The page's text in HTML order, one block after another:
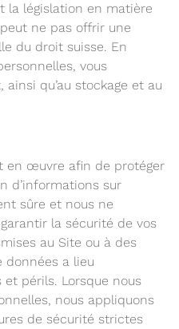
la législation en matière
ne pas offrir une
du droit suisse. En
vous
qu’au stockage et au
en œuvre afin de protéger
d’informations sur
sûre et nous ne
la sécurité de vos
au Site ou à des
a lieu
périls. Lorsque nous
nous appliquons
de sécurité strictes